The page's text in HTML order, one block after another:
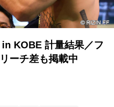
KOBE 計量結果／フ
ーチ差も掲載中